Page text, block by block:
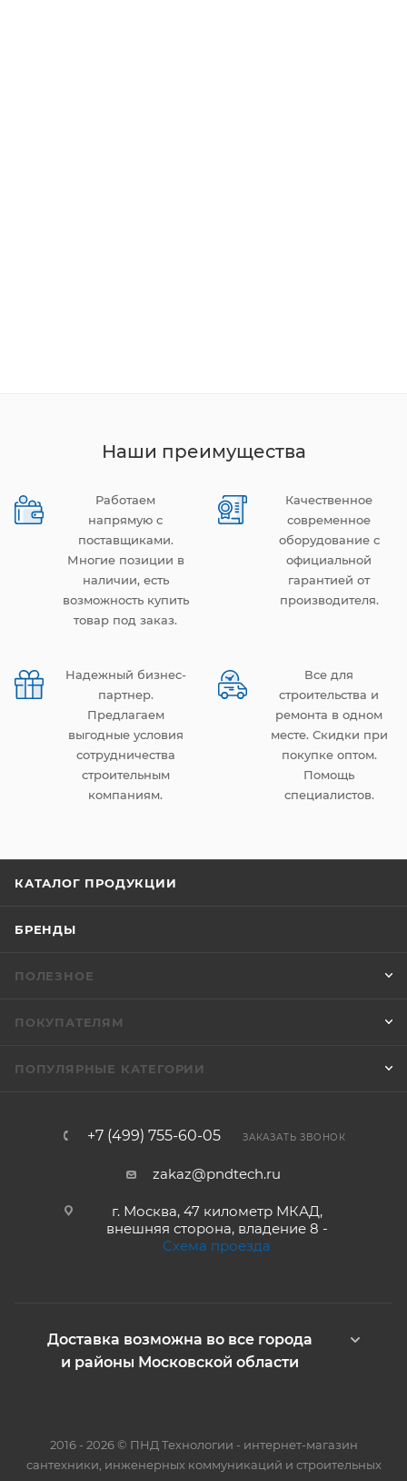
Наши преимущества
Работаем
напрямую с
поставщиками.
Многие позиции в
наличии, есть
возможность купить
товар под заказ.
Качественное
современное
оборудование с
официальной
гарантией от
производителя.
Надежный бизнес-
партнер.
Предлагаем
выгодные условия
сотрудничества
строительным
компаниям.
Все для
строительства и
ремонта в одном
месте. Скидки при
покупке оптом.
Помощь
специалистов.
КАТАЛОГ ПРОДУКЦИИ
БРЕНДЫ
ПОЛЕЗНОЕ
ПОКУПАТЕЛЯМ
ПОПУЛЯРНЫЕ КАТЕГОРИИ
+7 (499) 755-60-05 ЗАКАЗАТЬ ЗВОНОК
zakaz@pndtech.ru
г. Москва, 47 километр МКАД,
внешняя сторона, владение 8 -
Схема проезда
Доставка возможна во все города
и районы Московской области
2016 - 2026 © ПНД Технологии - интернет-магазин
сантехники, инженерных коммуникаций и строительных